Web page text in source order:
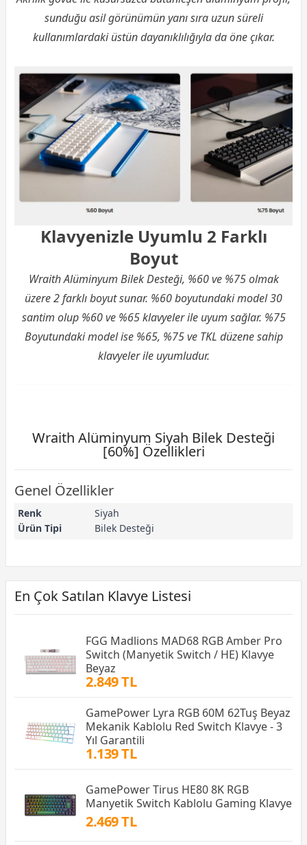
sunduğu asil görünümün yanı sıra uzun süreli
kullanımlardaki üstün dayanıklılığıyla da öne çıkar.
Klavyenizle Uyumlu 2 Farklı
Boyut
Wraith Alüminyum Bilek Desteği, %60 ve %75 olmak
üzere 2 farklı boyut sunar. %60 boyutundaki model 30
santim olup %60 ve %65 klavyeler ile uyum sağlar. %75
Boyutundaki model ise %65, %75 ve TKL düzene sahip
klavyeler ile uyumludur.
Wraith Alüminyum Siyah Bilek Desteği
[60%] Özellikleri
Genel Özellikler
Renk
Siyah
Ürün Tipi
Bilek Desteği
En Çok Satılan Klavye Listesi
FGG Madlions MAD68 RGB Amber Pro
Switch (Manyetik Switch / HE) Klavye
Beyaz
2.849 TL
GamePower Lyra RGB 60M 62Tuş Beyaz
Mekanik Kablolu Red Switch Klavye - 3
Yıl Garantili
1.139 TL
GamePower Tirus HE80 8K RGB
Manyetik Switch Kablolu Gaming Klavye
2.469 TL